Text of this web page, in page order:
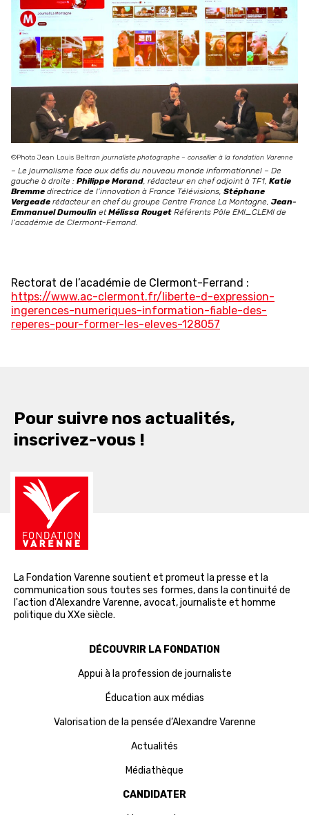
©Photo Jean Louis Beltran journaliste photographe – conseiller à la fondation Varenne
– Le journalisme face aux défis du nouveau monde informationnel – De
gauche à droite : Philippe Morand, rédacteur en chef adjoint à TF1, Katie
Bremme directrice de l’innovation à France Télévisions, Stéphane
Vergeade rédacteur en chef du groupe Centre France La Montagne, Jean-
Emmanuel Dumoulin etMélissa Rouget Référents Pôle EMI_CLEMI de
l’académie de Clermont-Ferrand.
Rectorat de l’académie de Clermont-Ferrand :
https://www.ac-clermont.fr/liberte-d-expression-
ingerences-numeriques-information-fiable-des-
reperes-pour-former-les-eleves-128057
Pour suivre nos actualités,
inscrivez-vous !
La Fondation Varenne soutient et promeut la presse et la
communication sous toutes ses formes, dans la continuité de
l'action d'Alexandre Varenne, avocat, journaliste et homme
politique du XXe siècle.
DÉCOUVRIR LA FONDATION
Appui à la profession de journaliste
Éducation aux médias
Valorisation de la pensée d’Alexandre Varenne
Actualités
Médiathèque
CANDIDATER